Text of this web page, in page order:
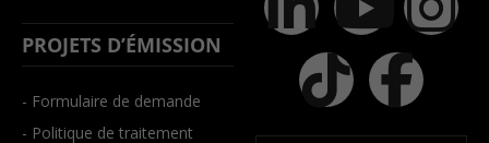
PROJETS D’ÉMISSION
- Formulaire de demande
- Politique de traitement